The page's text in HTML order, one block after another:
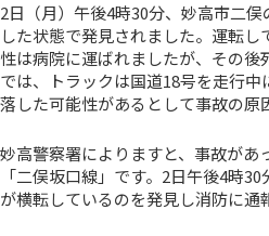
2日（月）午後4時30分、妙高市二
した状態で発見されました。運転し
性は病院に運ばれましたが、その
では、トラックは国道18号を走行
落した可能性があるとして事故の原
妙高警察署によりますと、事故があ
「二俣坂口線」です。2日午後4時
が横転しているのを発見し消防に通